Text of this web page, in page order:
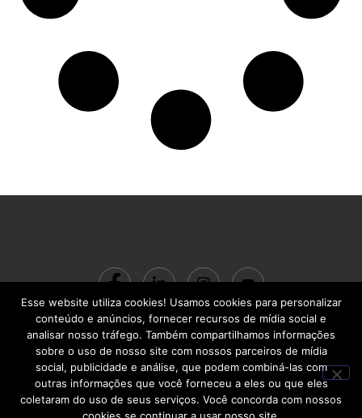
© 2024 ACADEMIA BC Gestão do Conhecimento LTDA | CNPJ:
22.713.710/0001-00 | R. Santa Quitéria, 541 – Carlos Prates | Belo Horizonte
– MG | CEP 30710-460
Esse website utiliza cookies! Usamos cookies para personalizar
conteúdo e anúncios, fornecer recursos de mídia social e
analisar nosso tráfego. Também compartilhamos informações
sobre o uso de nosso site com nossos parceiros de mídia
social, publicidade e análise, que podem combiná-las com
outras informações que você forneceu a eles ou que eles
coletaram do uso de seus serviços. Você concorda com nossos